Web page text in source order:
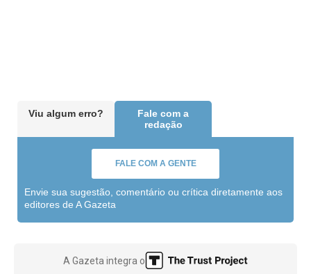
Viu algum erro?
Fale com a
redação
FALE COM A GENTE
Envie sua sugestão, comentário ou crítica diretamente aos
editores de A Gazeta
A Gazeta integra o